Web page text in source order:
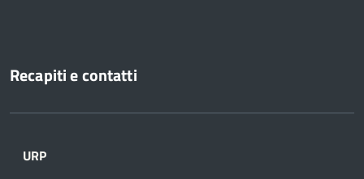
Recapiti e contatti
URP